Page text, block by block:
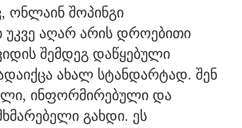
ონლაინ შოპინგი
აღარ არის დროებითი
შემდეგ დაწყებული
ახალ სტანდარტად. შენ
ინფორმირებული და
გახდი. ეს